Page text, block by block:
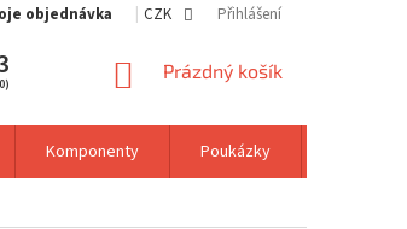
objednávka CZK Přihlášení
NÁKUPNÍ
Prázdný košík
Komponenty Poukázky